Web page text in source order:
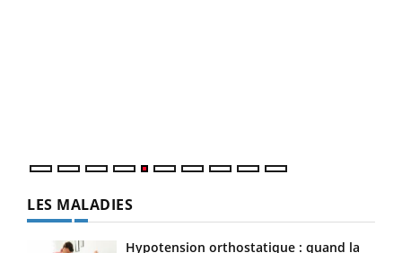
LES MALADIES
Hypotension orthostatique : quand la